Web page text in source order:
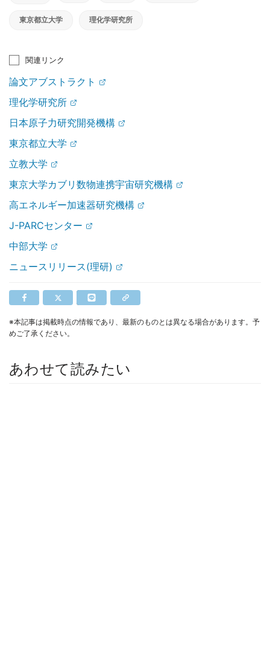
東京都立大学 理化学研究所
関連リンク
論文アブストラクト
理化学研究所
日本原子力研究開発機構
東京都立大学
立教大学
東京大学カブリ数物連携宇宙研究機構
高エネルギー加速器研究機構
J-PARCセンター
中部大学
ニュースリリース(理研)
※本記事は掲載時点の情報であり、最新のものとは異なる場合があります。予
めご了承ください。
あわせて読みたい